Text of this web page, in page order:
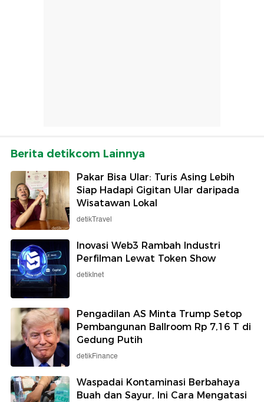
Berita detikcom Lainnya
Pakar Bisa Ular: Turis Asing Lebih
Siap Hadapi Gigitan Ular daripada
Wisatawan Lokal
detikTravel
Inovasi Web3 Rambah Industri
Perfilman Lewat Token Show
detikInet
Pengadilan AS Minta Trump Setop
Pembangunan Ballroom Rp 7,16 T di
Gedung Putih
detikFinance
Waspadai Kontaminasi Berbahaya
Buah dan Sayur, Ini Cara Mengatasi